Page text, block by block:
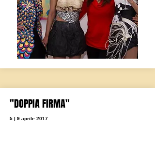
"DOPPIA FIRMA"
5 | 9 aprile 2017